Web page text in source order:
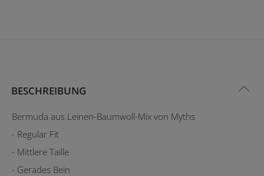
BESCHREIBUNG
Bermuda aus Leinen-Baumwoll-Mix von Myths
- Regular Fit
- Mittlere Taille
- Gerades Bein